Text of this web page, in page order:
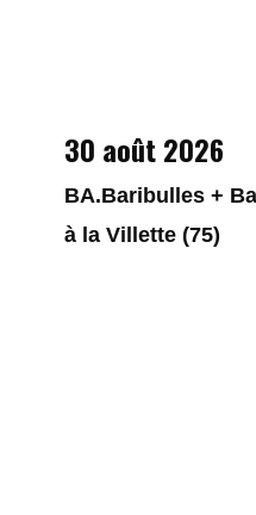
30 août 2026
BA.Baribulles +
à la Villette (75)